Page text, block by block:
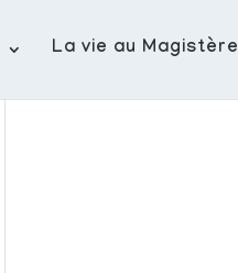
La vie au Magistère